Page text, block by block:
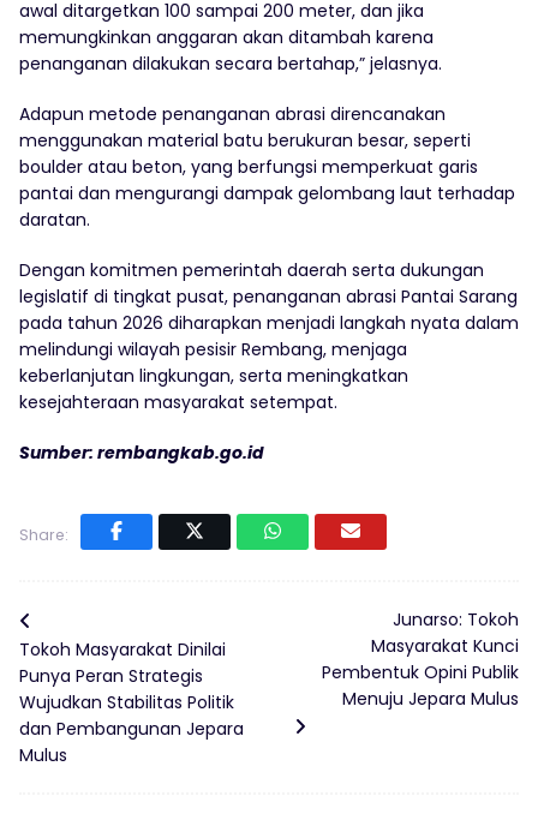
awal ditargetkan 100 sampai 200 meter, dan jika
memungkinkan anggaran akan ditambah karena
penanganan dilakukan secara bertahap,” jelasnya.
Adapun metode penanganan abrasi direncanakan
menggunakan material batu berukuran besar, seperti
boulder atau beton, yang berfungsi memperkuat garis
pantai dan mengurangi dampak gelombang laut terhadap
daratan.
Dengan komitmen pemerintah daerah serta dukungan
legislatif di tingkat pusat, penanganan abrasi Pantai Sarang
pada tahun 2026 diharapkan menjadi langkah nyata dalam
melindungi wilayah pesisir Rembang, menjaga
keberlanjutan lingkungan, serta meningkatkan
kesejahteraan masyarakat setempat.
Sumber: rembangkab.go.id
Share:
Tokoh Masyarakat Dinilai
Punya Peran Strategis
Wujudkan Stabilitas Politik
dan Pembangunan Jepara
Mulus
Junarso: Tokoh
Masyarakat Kunci
Pembentuk Opini Publik
Menuju Jepara Mulus